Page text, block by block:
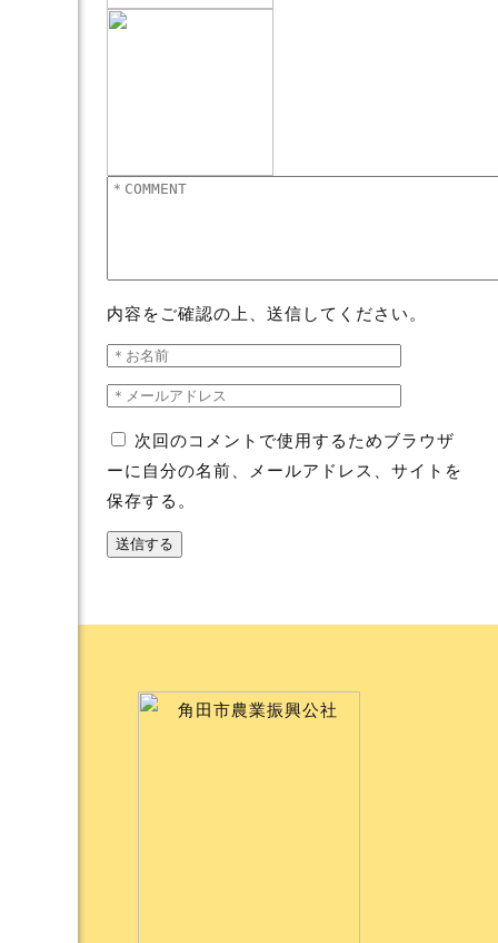
内容をご確認の上、送信してください。
次回のコメントで使用するためブラウザ
ーに自分の名前、メールアドレス、サイトを
保存する。